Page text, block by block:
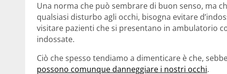
Una norma che può sembrare di buon senso, ma
qualsiasi disturbo agli occhi, bisogna evitare
visitare pazienti che si presentano in ambulatorio
indossate.
Ciò che spesso tendiamo a dimenticare è che,
possono comunque danneggiare i nostri occhi.